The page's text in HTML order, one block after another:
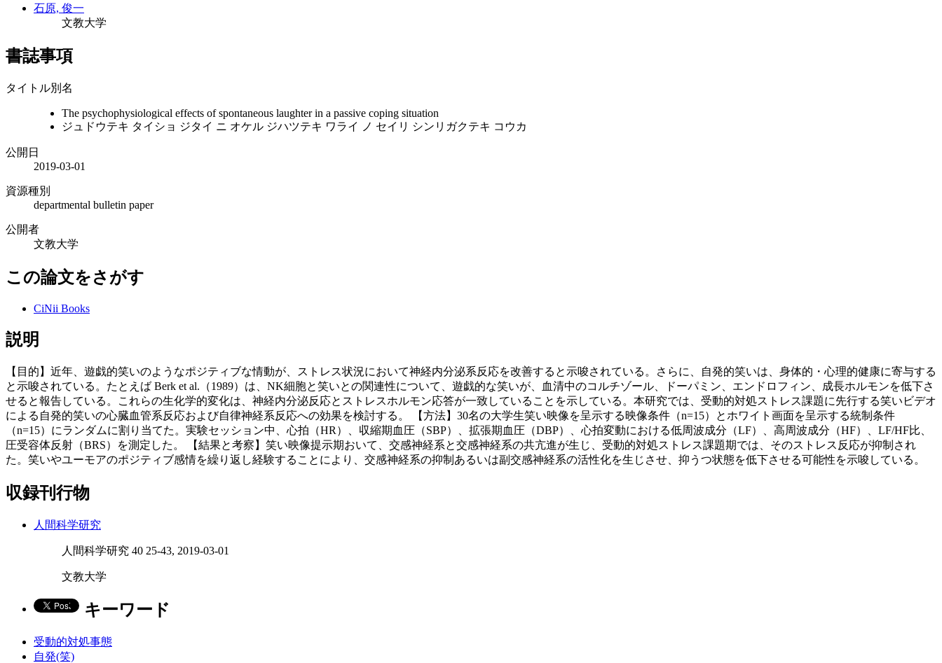
石原, 俊一
文教大学
書誌事項
タイトル別名
The psychophysiological effects of spontaneous laughter in a passive coping situation
ジュドウテキ タイショ ジタイ ニ オケル ジハツテキ ワライ ノ セイリ シンリガクテキ コウカ
公開日
2019-03-01
資源種別
departmental bulletin paper
公開者
文教大学
この論文をさがす
CiNii Books
説明
【目的】近年、遊戯的笑いのようなポジティブな情動が、ストレス状況において神経内分泌系反応を改善すると示唆されている。さらに、自発的笑いは、身体的・心理的健康に寄与する
と示唆されている。たとえば Berk et al.（1989）は、NK細胞と笑いとの関連性について、遊戯的な笑いが、血清中のコルチゾール、ドーパミン、エンドロフィン、成長ホルモンを低下さ
せると報告している。これらの生化学的変化は、神経内分泌反応とストレスホルモン応答が一致していることを示している。本研究では、受動的対処ストレス課題に先行する笑いビデオ
による自発的笑いの心臓血管系反応および自律神経系反応への効果を検討する。 【方法】30名の大学生笑い映像を呈示する映像条件（n=15）とホワイト画面を呈示する統制条件
（n=15）にランダムに割り当てた。実験セッション中、心拍（HR）、収縮期血圧（SBP）、拡張期血圧（DBP）、心拍変動における低周波成分（LF）、高周波成分（HF）、LF/HF比、
圧受容体反射（BRS）を測定した。 【結果と考察】笑い映像提示期おいて、交感神経系と交感神経系の共亢進が生じ、受動的対処ストレス課題期では、そのストレス反応が抑制され
た。笑いやユーモアのポジティブ感情を繰り返し経験することにより、交感神経系の抑制あるいは副交感神経系の活性化を生じさせ、抑うつ状態を低下させる可能性を示唆している。
収録刊行物
人間科学研究
人間科学研究 40 25-43, 2019-03-01
文教大学
キーワード
受動的対処事態
自発(笑)